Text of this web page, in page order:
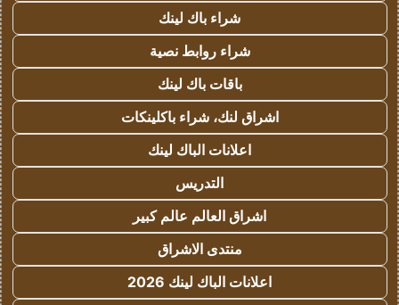
شراء باك لينك
شراء روابط نصية
باقات باك لينك
اشراق لنك، شراء باكلينكات
اعلانات الباك لينك
التدريس
اشراق العالم عالم كبير
منتدى الاشراق
اعلانات الباك لينك 2026